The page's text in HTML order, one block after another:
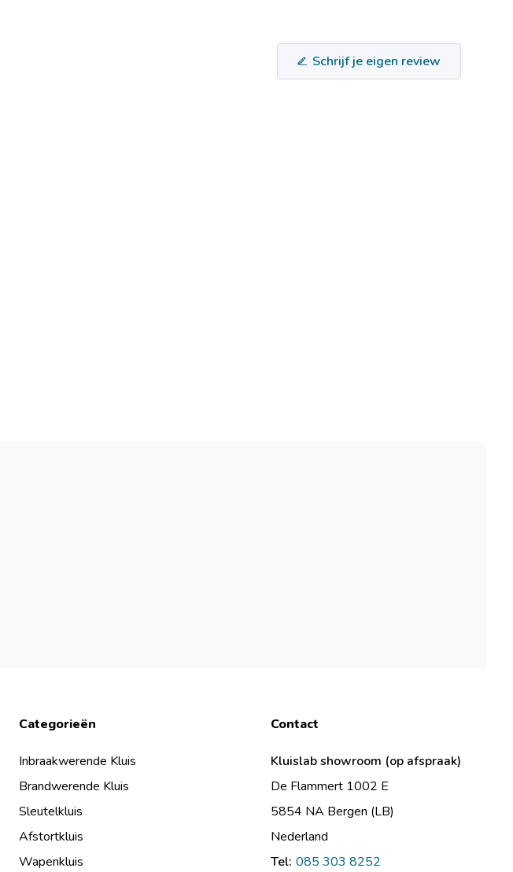
Schrijf je eigen review
Categorieën
Inbraakwerende Kluis
Brandwerende Kluis
Sleutelkluis
Afstortkluis
Wapenkluis
Contact
Kluislab showroom (op afspraak)
De Flammert 1002 E
5854 NA Bergen (LB)
Nederland
Tel: 085 303 8252